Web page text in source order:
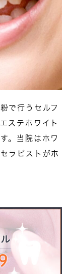
で行うセルフ
ステホワイト
。当院はホワ
ラピストがホ